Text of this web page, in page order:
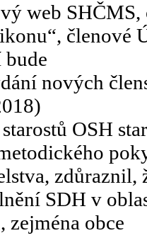
web SHČMS,
členové
bude
nových
OSH
zdůraznil,
SDH v
zejména obce